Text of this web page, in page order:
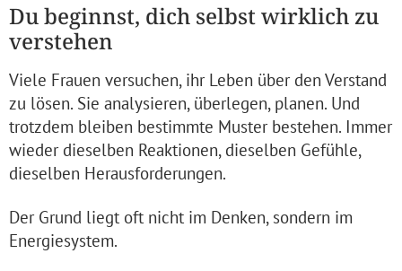
Du beginnst, dich selbst wirklich zu
verstehen
Viele Frauen versuchen, ihr Leben über den Verstand
zu lösen. Sie analysieren, überlegen, planen. Und
trotzdem bleiben bestimmte Muster bestehen. Immer
wieder dieselben Reaktionen, dieselben Gefühle,
dieselben Herausforderungen.
Der Grund liegt oft nicht im Denken, sondern im
Energiesystem.